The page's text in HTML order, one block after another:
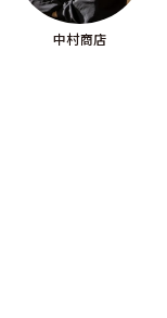
中村商店